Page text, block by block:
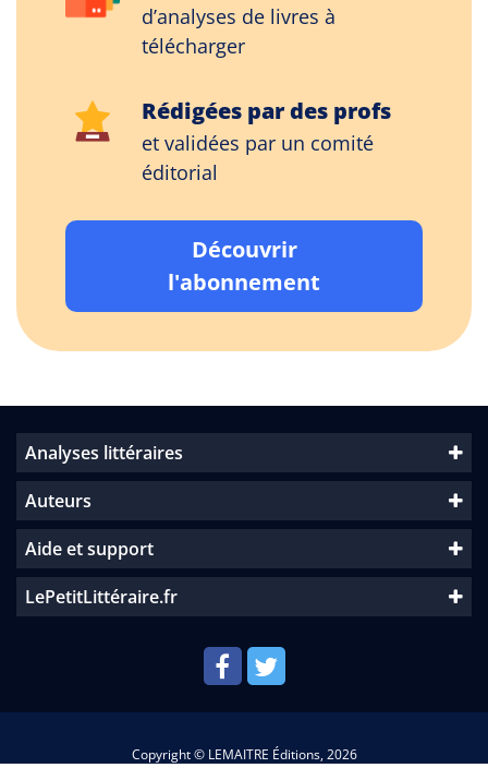
d’analyses de livres à
télécharger
Rédigées par des profs
et validées par un comité
éditorial
Découvrir
l'abonnement
Analyses littéraires
Auteurs
Aide et support
LePetitLittéraire.fr
Copyright © LEMAITRE Éditions, 2026